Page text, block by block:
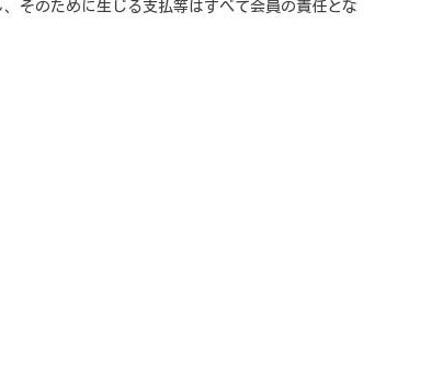
そのために生じる支払等はすべて会員の責任とな